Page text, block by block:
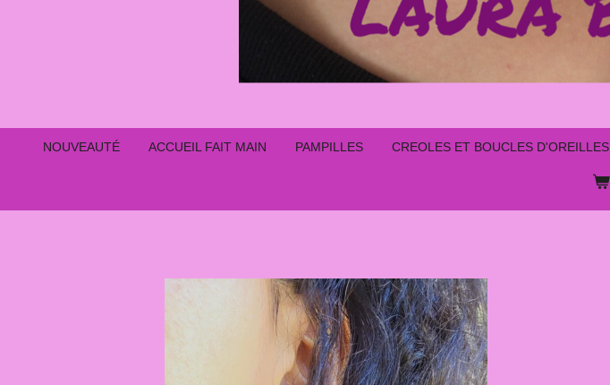
NOUVEAUTÉ ACCUEIL FAIT MAIN PAMPILLES CREOLES ET BOUCLES D'OREILLES